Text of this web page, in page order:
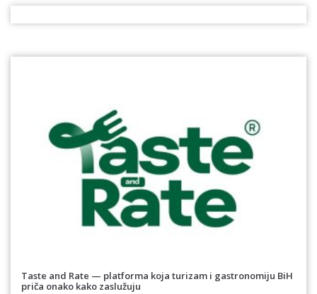
Taste and Rate — platforma koja turizam i gastronomiju BiH
priča onako kako zaslužuju